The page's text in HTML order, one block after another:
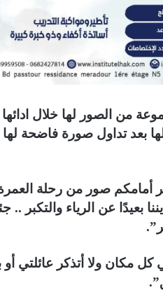
من الصور لها خلال
بعد تداول صورة فاضحة
أمامكم صور من رحلة
بعيدًا عن الرياء والتكبر ..
مكان ولا أتذكر عائلتي أو